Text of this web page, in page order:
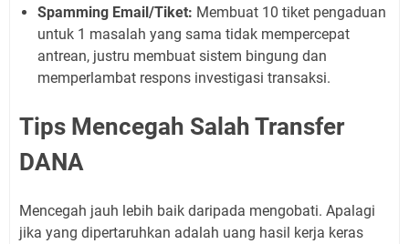
Spamming Email/Tiket: Membuat 10 tiket pengaduan
untuk 1 masalah yang sama tidak mempercepat
antrean, justru membuat sistem bingung dan
memperlambat respons investigasi transaksi.
Tips Mencegah Salah Transfer
DANA
Mencegah jauh lebih baik daripada mengobati. Apalagi
jika yang dipertaruhkan adalah uang hasil kerja keras